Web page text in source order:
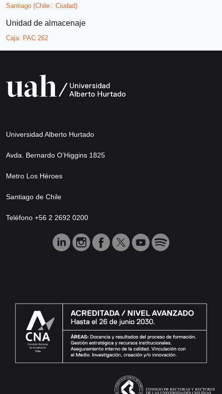
Santiago (Chile : Ciudad)
Unidad de almacenaje
Caja: PAC 262
Universidad Alberto Hurtado
Avda. Bernardo O’Higgins 1825
Metro Los Héroes
Santiago de Chile
Teléfono +56 2 2692 0200